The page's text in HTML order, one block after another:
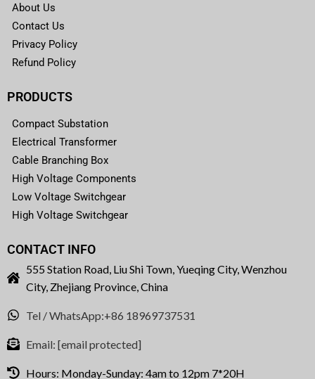
About Us
Contact Us
Privacy Policy
Refund Policy
PRODUCTS
Compact Substation
Electrical Transformer
Cable Branching Box
High Voltage Components
Low Voltage Switchgear
High Voltage Switchgear
CONTACT INFO
555 Station Road, Liu Shi Town, Yueqing City, Wenzhou
City, Zhejiang Province, China
Tel / WhatsApp:+86 18969737531
Email: [email protected]
Hours: Monday-Sunday: 4am to 12pm 7*20H